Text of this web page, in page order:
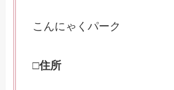
こんにゃくパーク
□住所